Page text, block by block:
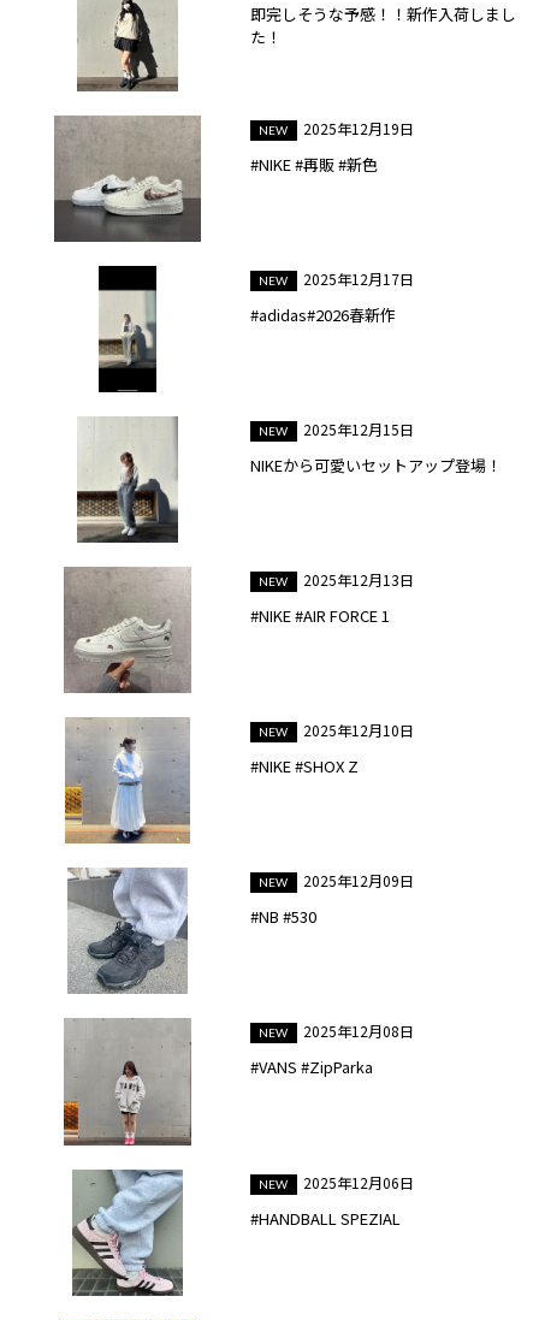
即完しそうな予感！！新作入荷しまし
た！
2025年12月19日
#NIKE #再販 #新色
2025年12月17日
#adidas#2026春新作
2025年12月15日
NIKEから可愛いセットアップ登場！
2025年12月13日
#NIKE #AIR FORCE 1
2025年12月10日
#NIKE #SHOX Z
2025年12月09日
#NB #530
2025年12月08日
#VANS #ZipParka
2025年12月06日
#HANDBALL SPEZIAL